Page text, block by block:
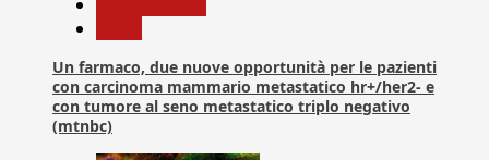
Un farmaco, due nuove opportunità per le pazienti
con carcinoma mammario metastatico hr+/her2- e
con tumore al seno metastatico triplo negativo
(mtnbc)